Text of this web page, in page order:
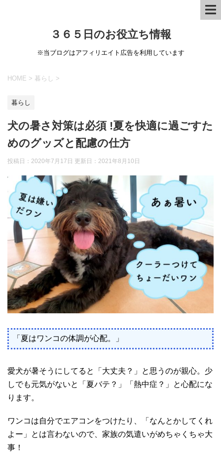
３６５日のお役立ち情報
※当ブログはアフィリエイト広告を利用しています
HOME > 暮らし >
暮らし
犬の暑さ対策は必須 !夏を快適に過ごすた
めのグッズと配慮の仕方
投稿日：2020年7月17日 更新日： 2021年8月10日
「夏はワンコの体調が心配。」
愛犬が暑そうにしてると「大丈夫？」と思うのが親心。少
しでも元気がないと「夏バテ？」「熱中症？」と心配にな
ります。
ワンコは自分でエアコンをつけたり、「なんとかしてくれ
よー」とは言わないので、家族の気遣いがめちゃくちゃ大
事！